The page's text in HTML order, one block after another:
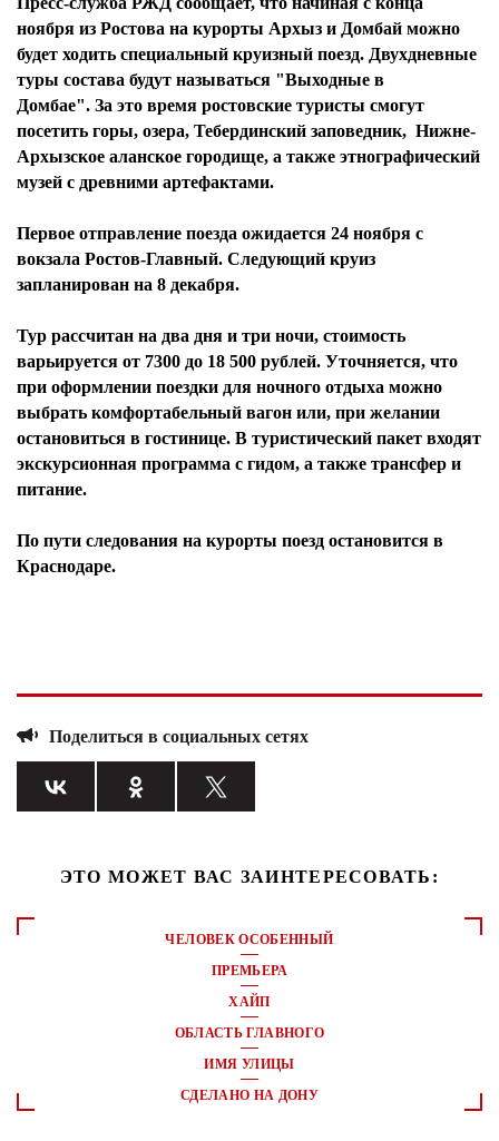
ноября из Ростова на курорты Архыз и Домбай можно
будет ходить специальный круизный поезд. Двухдневные
туры состава будут называться "Выходные в
Домбае". За это время ростовские туристы смогут
посетить горы, озера, Тебердинский заповедник, Нижне-
Архызское аланское городище, а также этнографический
музей с древними артефактами.
Первое отправление поезда ожидается 24 ноября с
вокзала Ростов-Главный. Следующий круиз
запланирован на 8 декабря.
Тур рассчитан на два дня и три ночи, стоимость
варьируется от 7300 до 18 500 рублей. Уточняется, что
при оформлении поездки для ночного отдыха можно
выбрать комфортабельный вагон или, при желании
остановиться в гостинице. В туристический пакет входят
экскурсионная программа с гидом, а также трансфер и
питание.
По пути следования на курорты поезд остановится в
Краснодаре.
Поделиться в социальных сетях
ЭТО МОЖЕТ ВАС ЗАИНТЕРЕСОВАТЬ:
ЧЕЛОВЕК ОСОБЕННЫЙ
ПРЕМЬЕРА
ХАЙП
ОБЛАСТЬ ГЛАВНОГО
ИМЯ УЛИЦЫ
СДЕЛАНО НА ДОНУ